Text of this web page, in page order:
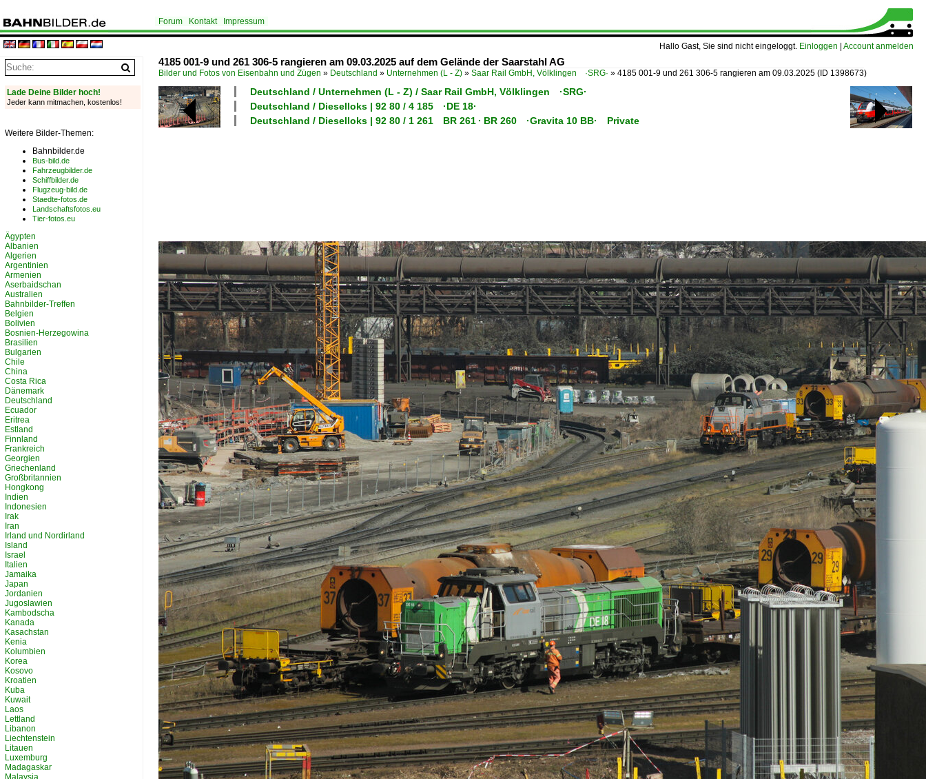
Hallo Gast, Sie sind nicht eingeloggt. Einloggen Account anmelden
Forum Kontakt Impressum
4185 001-9 und 261 306-5 rangieren am 09.03.2025 auf dem Gelände der Saarstahl AG
Bilder und Fotos von Eisenbahn und Zügen » Deutschland » Unternehmen (L - Z) » Saar Rail GmbH, Völklingen ·SRG· » 4185 001-9 und 261 306-5 rangieren am 09.03.2025 (ID 1398673)
Deutschland / Unternehmen (L - Z) / Saar Rail GmbH, Völklingen ·SRG·
Deutschland / Dieselloks | 92 80 / 4 185 ·DE 18·
Deutschland / Dieselloks | 92 80 / 1 261 BR 261 · BR 260 ·Gravita 10 BB· Private
Lade Deine Bilder hoch!
Jeder kann mitmachen, kostenlos!
Weitere Bilder-Themen:
Bahnbilder.de
Bus-bild.de
Fahrzeugbilder.de
Schiffbilder.de
Flugzeug-bild.de
Staedte-fotos.de
Landschaftsfotos.eu
Tier-fotos.eu
Ägypten
Albanien
Algerien
Argentinien
Armenien
Aserbaidschan
Australien
Bahnbilder-Treffen
Belgien
Bolivien
Bosnien-Herzegowina
Brasilien
Bulgarien
Chile
China
Costa Rica
Dänemark
Deutschland
Ecuador
Eritrea
Estland
Finnland
Frankreich
Georgien
Griechenland
Großbritannien
Hongkong
Indien
Indonesien
Irak
Iran
Irland und Nordirland
Island
Israel
Italien
Jamaika
Japan
Jordanien
Jugoslawien
Kambodscha
Kanada
Kasachstan
Kenia
Kolumbien
Korea
Kosovo
Kroatien
Kuba
Kuwait
Laos
Lettland
Libanon
Liechtenstein
Litauen
Luxemburg
Madagaskar
Malaysia